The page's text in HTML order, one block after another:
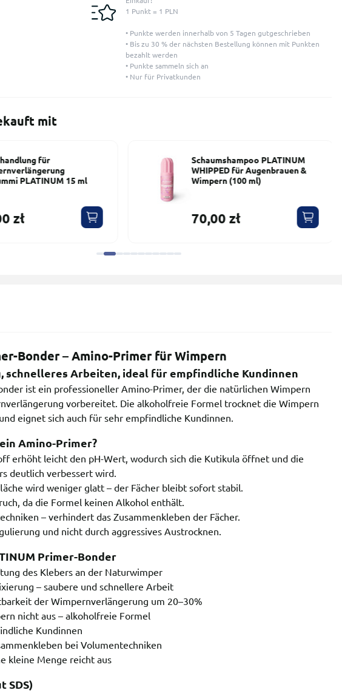
1 Punkt = 1 PLN
• Punkte werden innerhalb von 5 Tagen gutgeschrieben
• Bis zu 30 % der nächsten Bestellung können mit Punkten
bezahlt werden
• Punkte sammeln sich an
• Nur für Privatkunden
mit
für
PLATINUM 15 ml
zł
Schaumshampoo PLATINUM
WHIPPED für Augenbrauen &
Wimpern (100 ml)
70,00 zł
Bonder – Amino-Primer für Wimpern
schnelleres Arbeiten, ideal für empfindliche Kundinnen
ist ein professioneller Amino-Primer, der die natürlichen Wimpern
vorbereitet. Die alkoholfreie Formel trocknet die Wimpern
eignet sich auch für sehr empfindliche Kundinnen.
Amino-Primer?
erhöht leicht den pH-Wert, wodurch sich die Kutikula öffnet und die
deutlich verbessert wird.
wird weniger glatt – der Fächer bleibt sofort stabil.
da die Formel keinen Alkohol enthält.
– verhindert das Zusammenkleben der Fächer.
und nicht durch aggressives Austrocknen.
Primer-Bonder
des Klebers an der Naturwimper
– saubere und schnellere Arbeit
der Wimpernverlängerung um 20–30%
nicht aus – alkoholfreie Formel
Kundinnen
bei Volumentechniken
kleine Menge reicht aus
SDS)